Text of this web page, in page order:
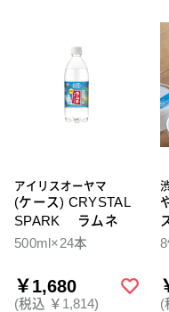
アイリスオーヤマ
(ケース) CRYSTAL
SPARK ラムネ
500ml×24本
￥1,680
(税込 ￥1,814)
8
(